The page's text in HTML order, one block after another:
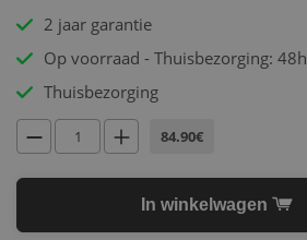
2 jaar garantie
Op voorraad - Thuisbezorging: 48h
Thuisbezorging
84.90€
In winkelwagen